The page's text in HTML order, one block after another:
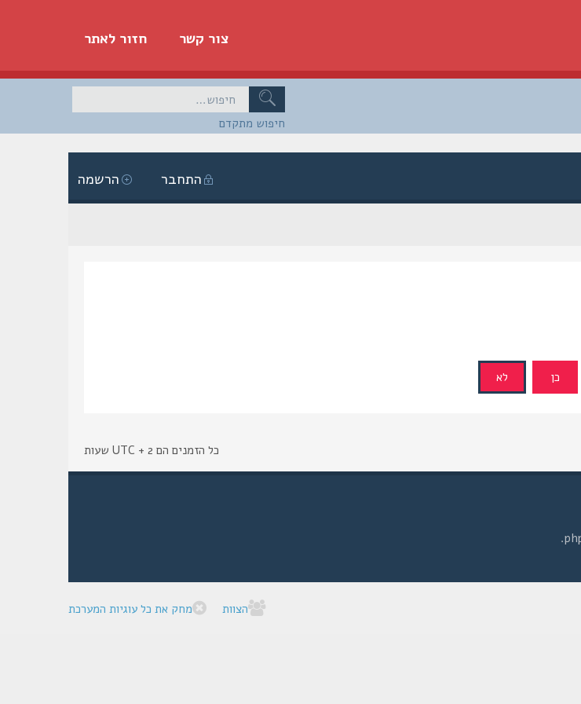
חזור לאתר צור קשר
חיפוש מתקדם
הרשמה התחבר
כל הזמנים הם UTC + 2 שעות
הצוות מחק את כל עוגיות המערכת